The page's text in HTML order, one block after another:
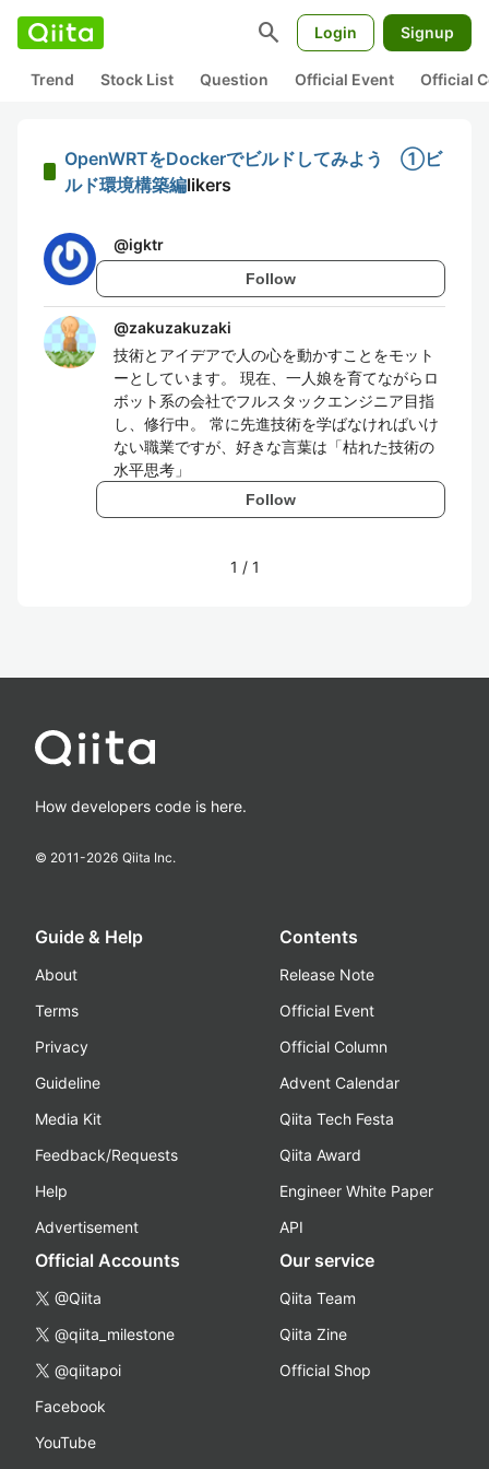
search Login Signup
Trend Stock List Question Official Event Official
OpenWRTをDockerでビルドしてみよう ①ビ
ルド環境構築編likers
@igktr
Follow
@zakuzakuzaki
技術とアイデアで人の心を動かすことをモット
ーとしています。 現在、一人娘を育てながらロ
ボット系の会社でフルスタックエンジニア目指
し、修行中。 常に先進技術を学ばなければいけ
ない職業ですが、好きな言葉は「枯れた技術の
水平思考」
Follow
1 / 1
How developers code is here.
© 2011-2026 Qiita Inc.
Guide & Help
About
Terms
Privacy
Guideline
Media Kit
Feedback/Requests
Help
Advertisement
Contents
Release Note
Official Event
Official Column
Advent Calendar
Qiita Tech Festa
Qiita Award
Engineer White Paper
API
Official Accounts
@Qiita
@qiita_milestone
@qiitapoi
Facebook
YouTube
Our service
Qiita Team
Qiita Zine
Official Shop